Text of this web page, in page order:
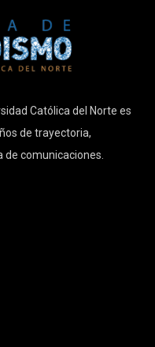
Católica del Norte es
de trayectoria,
de comunicaciones.